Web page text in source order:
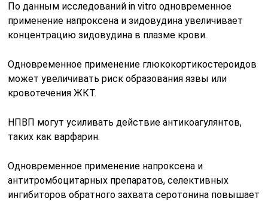
По данным исследований in vitro одновременное
применение напроксена и зидовудина увеличивает
концентрацию зидовудина в плазме крови.
Одновременное применение глюкокортикостероидов
может увеличивать риск образования язвы или
кровотечения ЖКТ.
HПBП могут усиливать действие антикоагулянтов,
таких как варфарин.
Одновременное применение напроксена и
антитромбоцитарных препаратов, селективных
ингибиторов обратного захвата серотонина повышает